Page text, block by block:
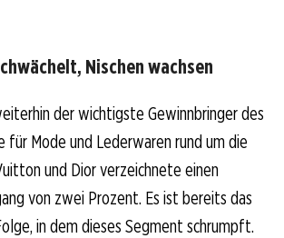
Nischen wachsen
der wichtigste Gewinnbringer des
für Mode und Lederwaren rund um die
und Dior verzeichnete einen
von zwei Prozent. Es ist bereits das
in dem dieses Segment schrumpft.